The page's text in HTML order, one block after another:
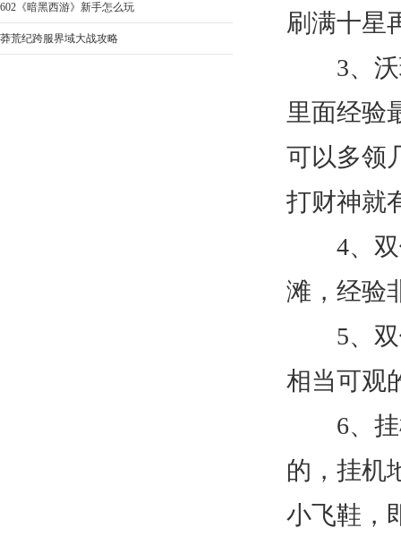
602《暗黑西游》新手怎么玩
莽荒纪跨服界域大战攻略
刷满十星
3、沃
里面经验
可以多领
打财神就
4、双
滩，经验
5、双倍
相当可观
6、挂
的，挂机
小飞鞋，